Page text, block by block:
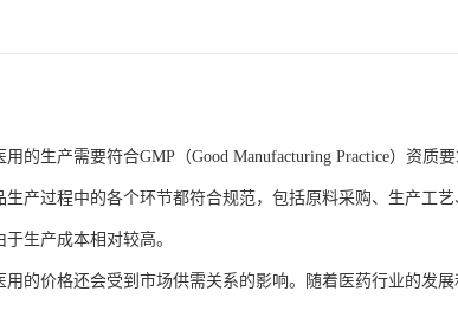
的生产需要符合GMP（Good Manufacturing Practice）资质
产过程中的各个环节都符合规范，包括原料采购、生产工
生产成本相对较高。
的价格还会受到市场供需关系的影响。随着医药行业的发